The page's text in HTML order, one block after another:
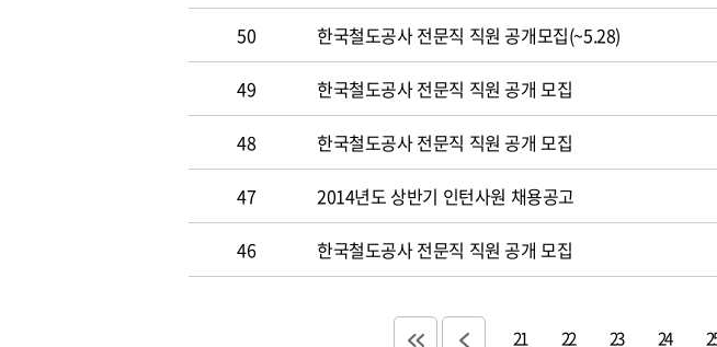
50 한국철도공사 전문직 직원 공개모집(~5.28)
49 한국철도공사 전문직 직원 공개 모집
48 한국철도공사 전문직 직원 공개 모집
47 2014년도 상반기 인턴사원 채용공고
46 한국철도공사 전문직 직원 공개 모집
21 22 23 24